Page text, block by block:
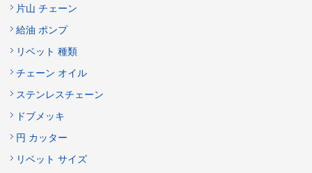
片山 チェーン
給油 ポンプ
リベット 種類
チェーン オイル
ステンレスチェーン
ドブメッキ
円 カッター
リベット サイズ